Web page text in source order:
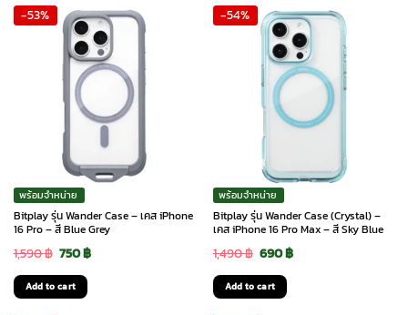
1,590 ฿.750 ฿.
1,590 ฿.750 ฿.
-53%
พร้อมจำหน่าย
Bitplay รุ่น Wander Case – เคส iPhone
16 Pro – สี Blue Grey
1,590฿ Original
price
was:
750฿Current
Add to cart
-54%
พร้อมจำหน่าย
Bitplay รุ่น Wander Case (Crystal) –
เคส iPhone 16 Pro Max – สี Sky Blue
1,490฿ Original
price
was:
690฿Current
Add to cart